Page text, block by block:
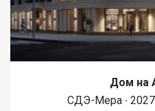
Дом на
СДЭ-Мера ∙